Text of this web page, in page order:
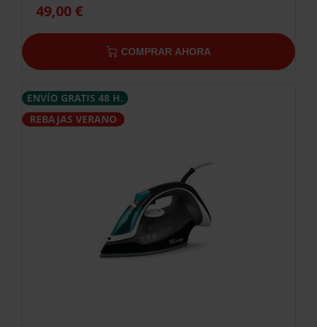
49,00 €
COMPRAR AHORA
ENVÍO GRATIS 48 H.
REBAJAS VERANO